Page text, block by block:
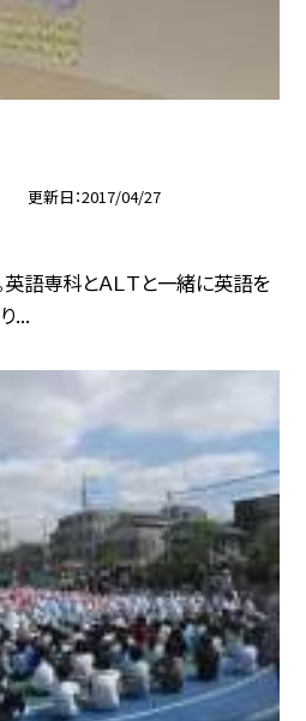
更新日 2017/04/27
語専科とＡＬＴと一緒に英語を
...